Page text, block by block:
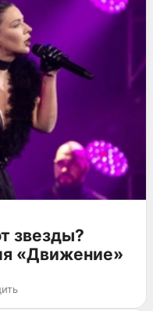
звезды?
«Движение»